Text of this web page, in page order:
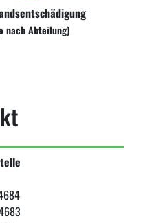
nach Abteilung)